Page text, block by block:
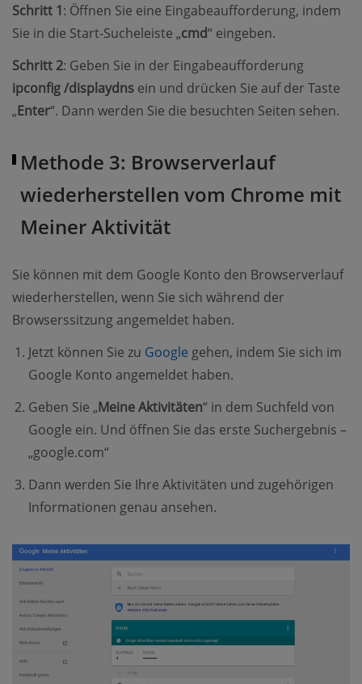
Schritt 1: Öffnen Sie eine Eingabeaufforderung, indem
Sie in die Start-Sucheleiste „cmd“ eingeben.
Schritt 2: Geben Sie in der Eingabeaufforderung
ipconfig /displaydns ein und drücken Sie auf der Taste
„Enter“. Dann werden Sie die besuchten Seiten sehen.
Methode 3: Browserverlauf
wiederherstellen vom Chrome mit
Meiner Aktivität
Sie können mit dem Google Konto den Browserverlauf
wiederherstellen, wenn Sie sich während der
Browserssitzung angemeldet haben.
Jetzt können Sie zu Google gehen, indem Sie sich im
Google Konto angemeldet haben.
Geben Sie „Meine Aktivitäten“ in dem Suchfeld von
Google ein. Und öffnen Sie das erste Suchergebnis –
„google.com“
Dann werden Sie Ihre Aktivitäten und zugehörigen
Informationen genau ansehen.